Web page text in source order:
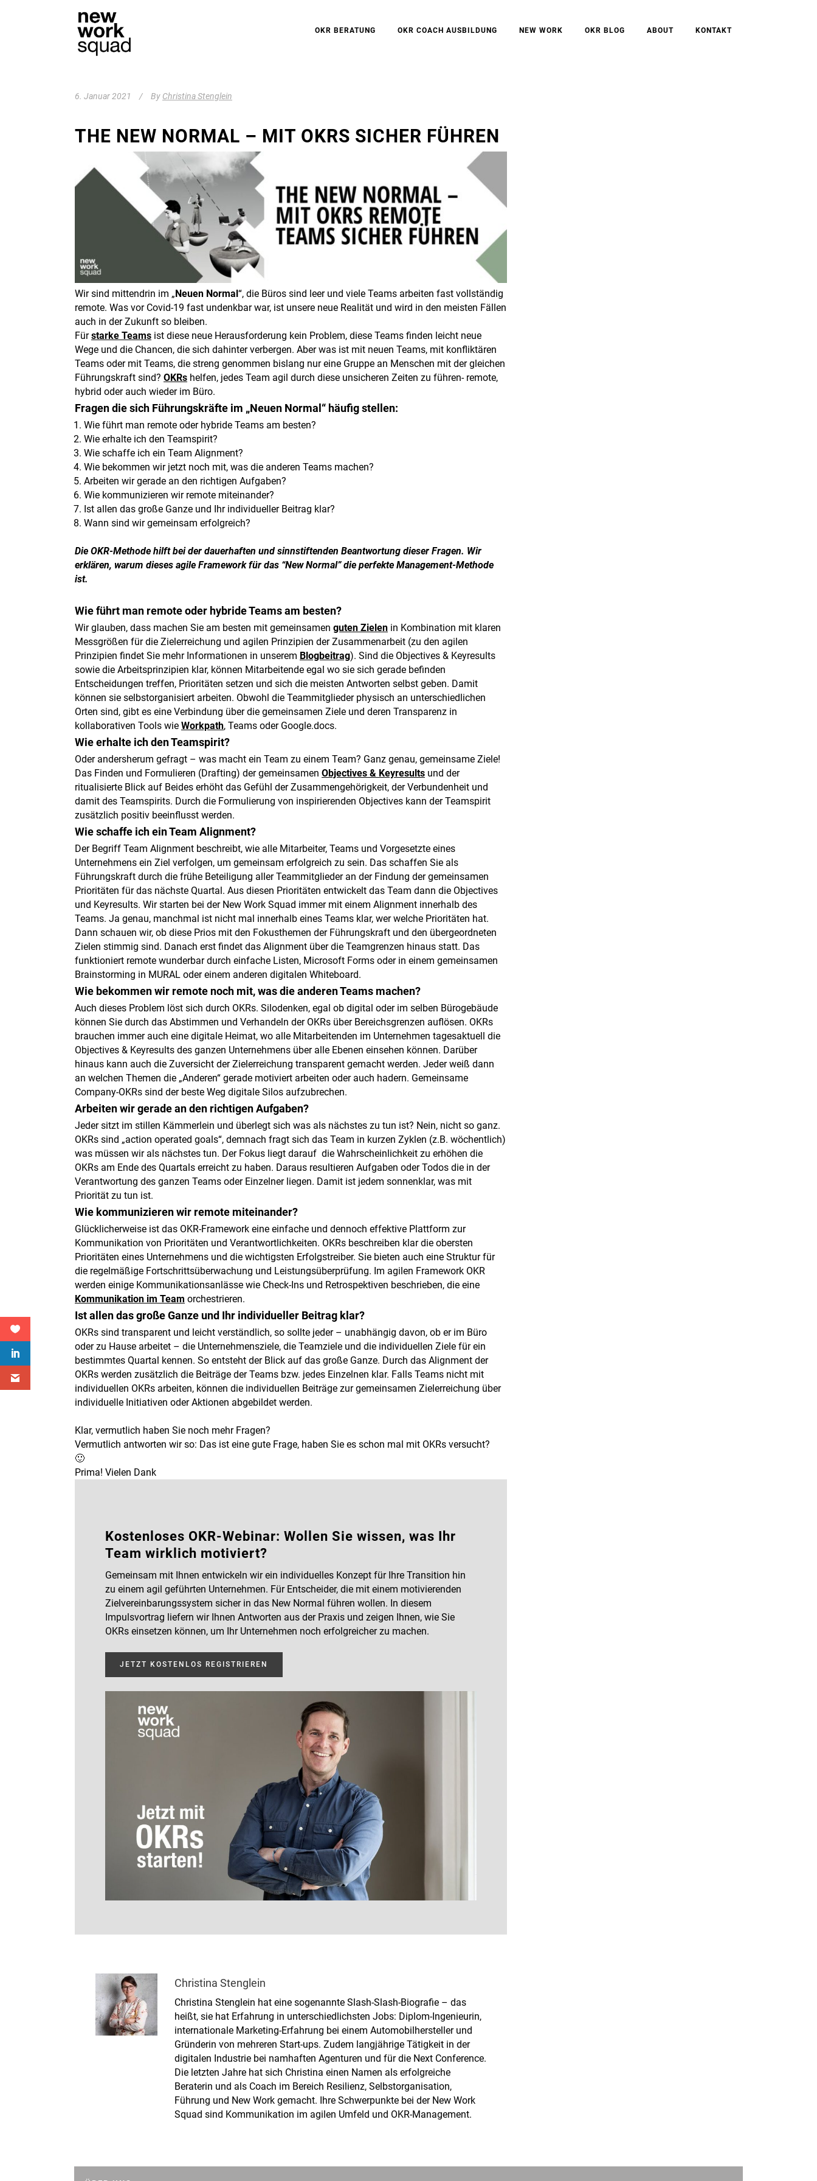
OKR BERATUNG OKR COACH AUSBILDUNG NEW WORK OKR BLOG ABOUT KONTAKT
6. Januar 2021 By Christina Stenglein
THE NEW NORMAL – MIT OKRS SICHER FÜHREN
Wir sind mittendrin im „Neuen Normal“, die Büros sind leer und viele Teams arbeiten fast vollständig
remote. Was vor Covid-19 fast undenkbar war, ist unsere neue Realität und wird in den meisten Fällen
auch in der Zukunft so bleiben.
Fürstarke Teams ist diese neue Herausforderung kein Problem, diese Teams finden leicht neue
Wege und die Chancen, die sich dahinter verbergen. Aber was ist mit neuen Teams, mit konfliktären
Teams oder mit Teams, die streng genommen bislang nur eine Gruppe an Menschen mit der gleichen
Führungskraft sind? OKRs helfen, jedes Team agil durch diese unsicheren Zeiten zu führen- remote,
hybrid oder auch wieder im Büro.
Fragen die sich Führungskräfte im „Neuen Normal“ häufig stellen:
Wie führt man remote oder hybride Teams am besten?
Wie erhalte ich den Teamspirit?
Wie schaffe ich ein Team Alignment?
Wie bekommen wir jetzt noch mit, was die anderen Teams machen?
Arbeiten wir gerade an den richtigen Aufgaben?
Wie kommunizieren wir remote miteinander?
Ist allen das große Ganze und Ihr individueller Beitrag klar?
Wann sind wir gemeinsam erfolgreich?
Die OKR-Methode hilft bei der dauerhaften und sinnstiftenden Beantwortung dieser Fragen. Wir
erklären, warum dieses agile Framework für das “New Normal” die perfekte Management-Methode
ist.
Wie führt man remote oder hybride Teams am besten?
Wir glauben, dass machen Sie am besten mit gemeinsamen guten Zielen in Kombination mit klaren
Messgrößen für die Zielerreichung und agilen Prinzipien der Zusammenarbeit (zu den agilen
Prinzipien findet Sie mehr Informationen in unserem Blogbeitrag). Sind die Objectives & Keyresults
sowie die Arbeitsprinzipien klar, können Mitarbeitende egal wo sie sich gerade befinden
Entscheidungen treffen, Prioritäten setzen und sich die meisten Antworten selbst geben. Damit
können sie selbstorganisiert arbeiten. Obwohl die Teammitglieder physisch an unterschiedlichen
Orten sind, gibt es eine Verbindung über die gemeinsamen Ziele und deren Transparenz in
kollaborativen Tools wie Workpath, Teams oder Google.docs.
Wie erhalte ich den Teamspirit?
Oder andersherum gefragt – was macht ein Team zu einem Team? Ganz genau, gemeinsame Ziele!
Das Finden und Formulieren (Drafting) der gemeinsamen Objectives & Keyresults und der
ritualisierte Blick auf Beides erhöht das Gefühl der Zusammengehörigkeit, der Verbundenheit und
damit des Teamspirits. Durch die Formulierung von inspirierenden Objectives kann der Teamspirit
zusätzlich positiv beeinflusst werden.
Wie schaffe ich ein Team Alignment?
Der Begriff Team Alignment beschreibt, wie alle Mitarbeiter, Teams und Vorgesetzte eines
Unternehmens ein Ziel verfolgen, um gemeinsam erfolgreich zu sein. Das schaffen Sie als
Führungskraft durch die frühe Beteiligung aller Teammitglieder an der Findung der gemeinsamen
Prioritäten für das nächste Quartal. Aus diesen Prioritäten entwickelt das Team dann die Objectives
und Keyresults. Wir starten bei der New Work Squad immer mit einem Alignment innerhalb des
Teams. Ja genau, manchmal ist nicht mal innerhalb eines Teams klar, wer welche Prioritäten hat.
Dann schauen wir, ob diese Prios mit den Fokusthemen der Führungskraft und den übergeordneten
Zielen stimmig sind. Danach erst findet das Alignment über die Teamgrenzen hinaus statt. Das
funktioniert remote wunderbar durch einfache Listen, Microsoft Forms oder in einem gemeinsamen
Brainstorming in MURAL oder einem anderen digitalen Whiteboard.
Wie bekommen wir remote noch mit, was die anderen Teams machen?
Auch dieses Problem löst sich durch OKRs. Silodenken, egal ob digital oder im selben Bürogebäude
können Sie durch das Abstimmen und Verhandeln der OKRs über Bereichsgrenzen auflösen. OKRs
brauchen immer auch eine digitale Heimat, wo alle Mitarbeitenden im Unternehmen tagesaktuell die
Objectives & Keyresults des ganzen Unternehmens über alle Ebenen einsehen können. Darüber
hinaus kann auch die Zuversicht der Zielerreichung transparent gemacht werden. Jeder weiß dann
an welchen Themen die „Anderen“ gerade motiviert arbeiten oder auch hadern. Gemeinsame
Company-OKRs sind der beste Weg digitale Silos aufzubrechen.
Arbeiten wir gerade an den richtigen Aufgaben?
Jeder sitzt im stillen Kämmerlein und überlegt sich was als nächstes zu tun ist? Nein, nicht so ganz.
OKRs sind „action operated goals“, demnach fragt sich das Team in kurzen Zyklen (z.B. wöchentlich)
was müssen wir als nächstes tun. Der Fokus liegt darauf die Wahrscheinlichkeit zu erhöhen die
OKRs am Ende des Quartals erreicht zu haben. Daraus resultieren Aufgaben oder Todos die in der
Verantwortung des ganzen Teams oder Einzelner liegen. Damit ist jedem sonnenklar, was mit
Priorität zu tun ist.
Wie kommunizieren wir remote miteinander?
Glücklicherweise ist das OKR-Framework eine einfache und dennoch effektive Plattform zur
Kommunikation von Prioritäten und Verantwortlichkeiten. OKRs beschreiben klar die obersten
Prioritäten eines Unternehmens und die wichtigsten Erfolgstreiber. Sie bieten auch eine Struktur für
die regelmäßige Fortschrittsüberwachung und Leistungsüberprüfung. Im agilen Framework OKR
werden einige Kommunikationsanlässe wie Check-Ins und Retrospektiven beschrieben, die eine
Kommunikation im Team orchestrieren.
Ist allen das große Ganze und Ihr individueller Beitrag klar?
OKRs sind transparent und leicht verständlich, so sollte jeder – unabhängig davon, ob er im Büro
oder zu Hause arbeitet – die Unternehmensziele, die Teamziele und die individuellen Ziele für ein
bestimmtes Quartal kennen. So entsteht der Blick auf das große Ganze. Durch das Alignment der
OKRs werden zusätzlich die Beiträge der Teams bzw. jedes Einzelnen klar. Falls Teams nicht mit
individuellen OKRs arbeiten, können die individuellen Beiträge zur gemeinsamen Zielerreichung über
individuelle Initiativen oder Aktionen abgebildet werden.
Klar, vermutlich haben Sie noch mehr Fragen?
Vermutlich antworten wir so: Das ist eine gute Frage, haben Sie es schon mal mit OKRs versucht?
🙂
Prima! Vielen Dank
Kostenloses OKR-Webinar: Wollen Sie wissen, was Ihr
Team wirklich motiviert?
Gemeinsam mit Ihnen entwickeln wir ein individuelles Konzept für Ihre Transition hin
zu einem agil geführten Unternehmen. Für Entscheider, die mit einem motivierenden
Zielvereinbarungssystem sicher in das New Normal führen wollen. In diesem
Impulsvortrag liefern wir Ihnen Antworten aus der Praxis und zeigen Ihnen, wie Sie
OKRs einsetzen können, um Ihr Unternehmen noch erfolgreicher zu machen.
JETZT KOSTENLOS REGISTRIEREN
Christina Stenglein
Christina Stenglein hat eine sogenannte Slash-Slash-Biografie – das
heißt, sie hat Erfahrung in unterschiedlichsten Jobs: Diplom-Ingenieurin,
internationale Marketing-Erfahrung bei einem Automobilhersteller und
Gründerin von mehreren Start-ups. Zudem langjährige Tätigkeit in der
digitalen Industrie bei namhaften Agenturen und für die Next Conference.
Die letzten Jahre hat sich Christina einen Namen als erfolgreiche
Beraterin und als Coach im Bereich Resilienz, Selbstorganisation,
Führung und New Work gemacht. Ihre Schwerpunkte bei der New Work
Squad sind Kommunikation im agilen Umfeld und OKR-Management.